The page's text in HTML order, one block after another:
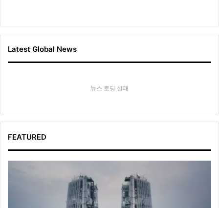
Latest Global News
뉴스 로딩 실패
FEATURED